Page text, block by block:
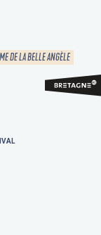
DE LA BELLE ANGÈLE